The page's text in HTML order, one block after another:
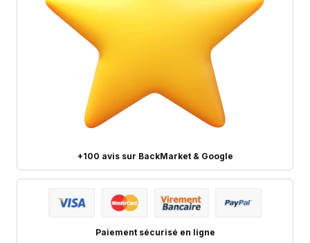
+100 avis sur BackMarket & Google
Paiement sécurisé en ligne